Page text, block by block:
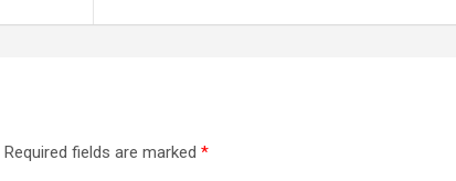
Required fields are marked *